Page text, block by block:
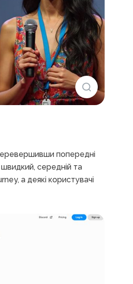
попередні
середній та
а деякі користувачі